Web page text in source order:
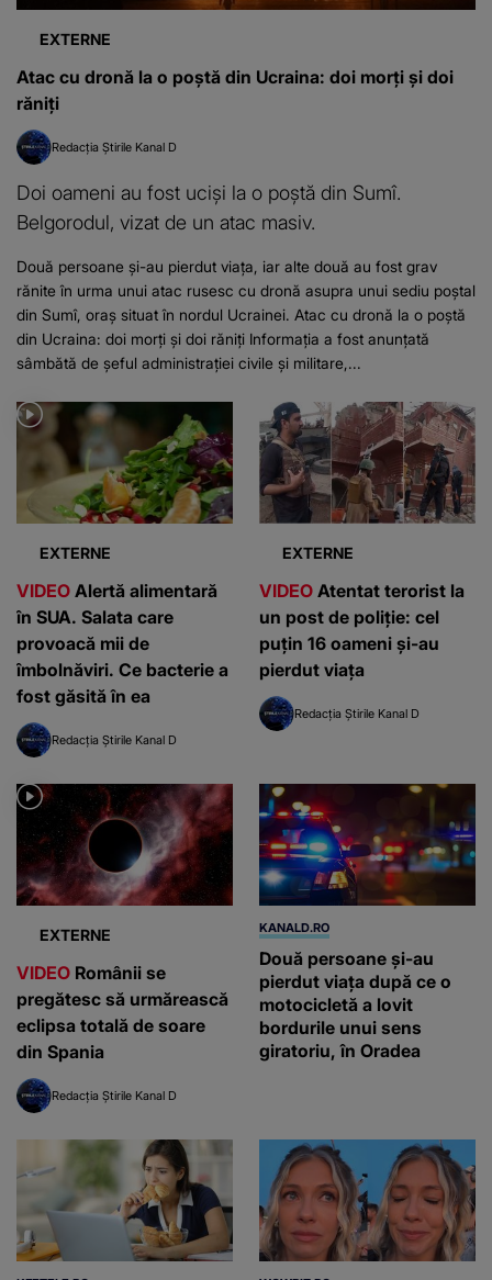
EXTERNE
Atac cu dronă la o poștă din Ucraina: doi morți și doi
răniți
Redacția Știrile Kanal D
Doi oameni au fost uciși la o poștă din Sumî.
Belgorodul, vizat de un atac masiv.
Două persoane și-au pierdut viața, iar alte două au fost grav
rănite în urma unui atac rusesc cu dronă asupra unui sediu poștal
din Sumî, oraș situat în nordul Ucrainei. Atac cu dronă la o poștă
din Ucraina: doi morți și doi răniți Informația a fost anunțată
sâmbătă de șeful administrației civile și militare,...
EXTERNE
VIDEO Alertă alimentară
în SUA. Salata care
provoacă mii de
îmbolnăviri. Ce bacterie a
fost găsită în ea
Redacția Știrile Kanal D
EXTERNE
VIDEO Atentat terorist la
un post de poliție: cel
puțin 16 oameni și-au
pierdut viața
Redacția Știrile Kanal D
EXTERNE
VIDEO Românii se
pregătesc să urmărească
eclipsa totală de soare
din Spania
Redacția Știrile Kanal D
KANALD.RO
Două persoane și-au
pierdut viața după ce o
motocicletă a lovit
bordurile unui sens
giratoriu, în Oradea